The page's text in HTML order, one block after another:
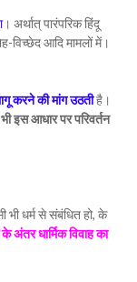
। अर्थात् पारंपरिक हिंदू
विच्छेद आदि मामलों में।
करने की मांग उठतीहै।
इस आधार पर परिवर्तन
भी धर्म से संबंधित हो, के
अंतर धार्मिक विवाह का